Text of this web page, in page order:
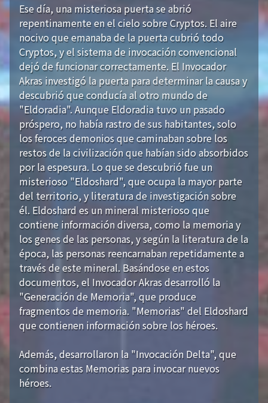
Ese día, una misteriosa puerta se abrió
repentinamente en el cielo sobre Cryptos. El aire
nocivo que emanaba de la puerta cubrió todo
Cryptos, y el sistema de invocación convencional
dejó de funcionar correctamente. El Invocador
Akras investigó la puerta para determinar la causa y
descubrió que conducía al otro mundo de
"Eldoradia". Aunque Eldoradia tuvo un pasado
próspero, no había rastro de sus habitantes, solo
los feroces demonios que caminaban sobre los
restos de la civilización que habían sido absorbidos
por la espesura. Lo que se descubrió fue un
misterioso "Eldoshard", que ocupa la mayor parte
del territorio, y literatura de investigación sobre
él. Eldoshard es un mineral misterioso que
contiene información diversa, como la memoria y
los genes de las personas, y según la literatura de la
época, las personas reencarnaban repetidamente a
través de este mineral. Basándose en estos
documentos, el Invocador Akras desarrolló la
"Generación de Memoria", que produce
fragmentos de memoria. "Memorias" del Eldoshard
que contienen información sobre los héroes.
Además, desarrollaron la "Invocación Delta", que
combina estas Memorias para invocar nuevos
héroes.